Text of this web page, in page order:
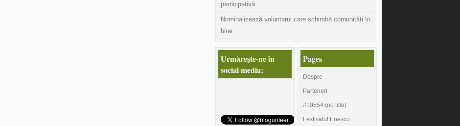
participativă
Nominalizează voluntarul care schimbă comunități în
bine
Urmăreşte-ne în
social media:
Pages
Despre
Parteneri
#10554 (no title)
Festivalul Enescu